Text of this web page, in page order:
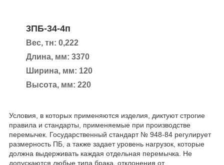
3ПБ-34-4п
Вес, тн: 0,222
Длина, мм: 3370
Ширина, мм: 120
Высота, мм: 220
Условия, в которых применяются изделия, диктуют строгие
правила и стандарты, применяемые при производстве
перемычек. Государственный стандарт № 948-84 регулирует
размерность ПБ, а также задает уровень нагрузок, которые
должна выдерживать каждая отдельная перемычка. Не
допускаются любые типа брака, отклонения от